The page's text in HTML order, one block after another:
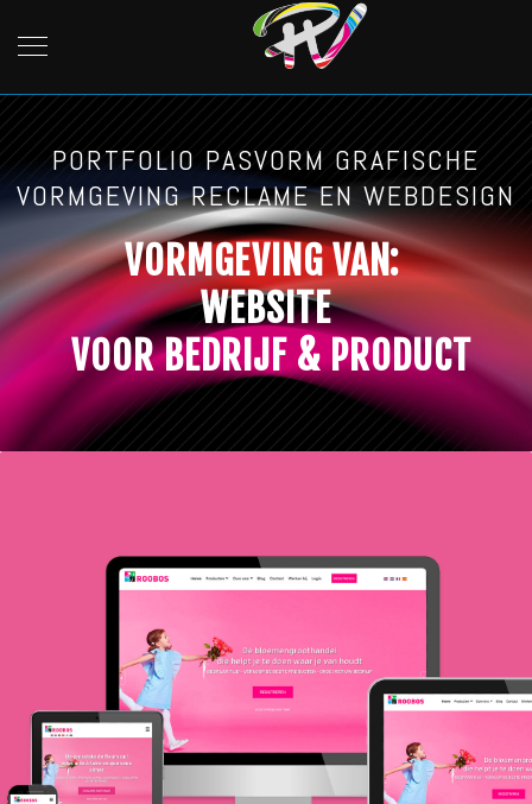
PORTFOLIO PASVORM GRAFISCHE
VORMGEVING RECLAME EN WEBDESIGN
VORMGEVING VAN:
WEBSITE
VOOR BEDRIJF & PRODUCT